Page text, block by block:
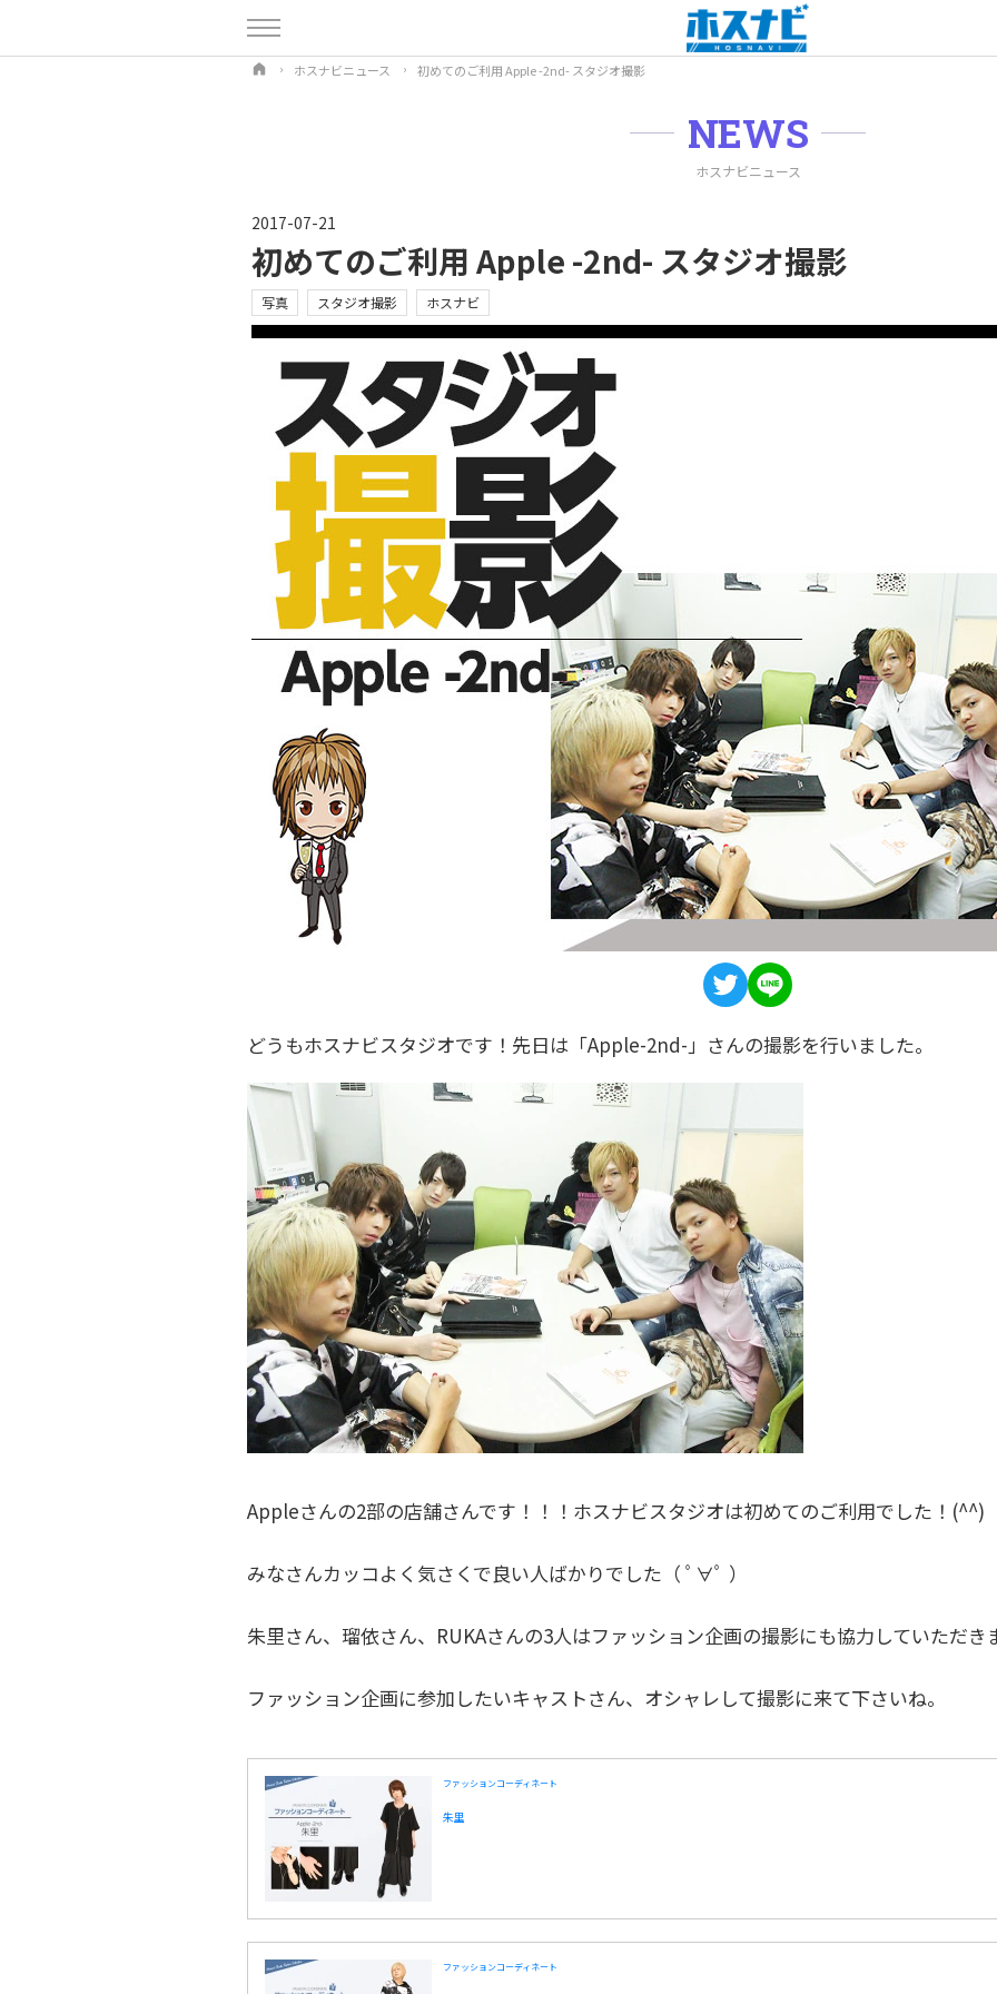
ホスナビニュース 初めてのご利用 Apple -2nd- スタジオ撮影
NEWS
ホスナビニュース
2017-07-21
初めてのご利用 Apple -2nd- スタジオ撮影
写真 スタジオ撮影 ホスナビ
どうもホスナビスタジオです！先日は「Apple-2nd-」さんの撮影を行いました。
Appleさんの2部の店舗さんです！！！ホスナビスタジオは初めてのご利用でした！(^^)
みなさんカッコよく気さくで良い人ばかりでした（ ﾟ∀ﾟ ）
朱里さん、瑠依さん、RUKAさんの3人はファッション企画の撮影にも協力していただき
ファッション企画に参加したいキャストさん、オシャレして撮影に来て下さいね。
ファッションコーディネート
朱里
ファッションコーディネート